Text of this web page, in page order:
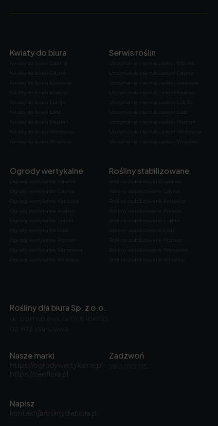
Kwiaty do biura
Kwiaty do biura Gdańsk
Kwiaty do biura Gdynia
Kwiaty do biura Katowice
Kwiaty do biura Kraków
Kwiaty do biura Lublin
Kwiaty do biura Łódź
Kwiaty do biura Poznań
Kwiaty do biura Warszawa
Kwiaty do biura Wrocław
Serwis roślin
Utrzymanie i serwis zieleni Gdańsk
Utrzymanie i serwis zieleni Gdynia
Utrzymanie i serwis zieleni Katowice
Utrzymanie i serwis zieleni Kraków
Utrzymanie i serwis zieleni Lublin
Utrzymanie i serwis zieleni Łódź
Utrzymanie i serwis zieleni Poznań
Utrzymanie i serwis zieleni Warszawa
Utrzymanie i serwis zieleni Wrocław
Ogrody wertykalne
Ogrody wertykalne Gdańsk
Ogrody wertykalne Gdynia
Ogrody wertykalne Katowice
Ogrody wertykalne Kraków
Ogrody wertykalne Lublin
Ogrody wertykalne Łódź
Ogrody wertykalne Poznań
Ogrody wertykalne Warszawa
Ogrody wertykalne Wrocław
Rośliny stabilizowane
Rośliny stabilizowane Gdańsk
Rośliny stabilizowane Gdynia
Rośliny stabilizowane Katowice
Rośliny stabilizowane Kraków
Rośliny stabilizowane Lublin
Rośliny stabilizowane Łódź
Rośliny stabilizowane Poznań
Rośliny stabilizowane Warszawa
Rośliny stabilizowane Wrocław
Rośliny dla biura Sp. z o.o.
ul. Domaniewska 17/19 lok.133,
02-672 Warszawa
Nasze marki
https://ogrodywertykalne.pl
https://zenflora.pl
Zadzwoń
780-710-115
Napisz
kontakt@roslinydlabiura.pl